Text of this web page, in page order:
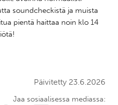
soundcheckistä ja muista
pientä haittaa noin klo 14
Päivitetty 23.6.2026
Jaa sosiaalisessa mediassa: